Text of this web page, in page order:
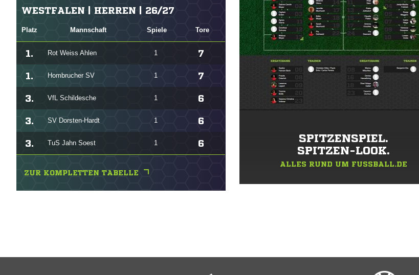
WESTFALEN | HERREN | 26/27
Platz Mannschaft Spiele Tore
1. Rot Weiss Ahlen 1 7
1. Hombrucher SV 1 7
3. VfL Schildesche 1 6
3. SV Dorsten-Hardt 1 6
3. TuS Jahn Soest 1 6
ZUR KOMPLETTEN TABELLE
SPITZENSPIEL.
SPITZEN-LOOK.
ALLES RUND UM FUSSBALL.DE